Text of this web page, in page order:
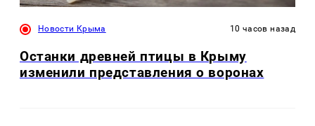
Новости Крыма 10 часов назад
Останки древней птицы в Крыму
изменили представления о воронах